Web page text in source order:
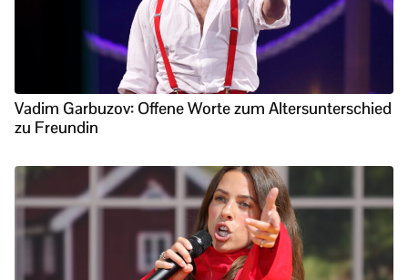
Vadim Garbuzov: Offene Worte zum Altersunterschied
zu Freundin